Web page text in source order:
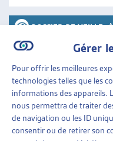
Gérer
Pour offrir les meilleures
technologies telles que les
informations des appareils.
nous permettra de traiter
de navigation ou les ID
consentir ou de retirer son
DOSSIER DE VEILLE•
HYPOTHÉTIQUES
Le 16 septembre
son message sur la
complémentaires à
hypothétiques pris [...]